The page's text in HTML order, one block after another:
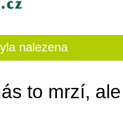
nalezena
to mrzí,